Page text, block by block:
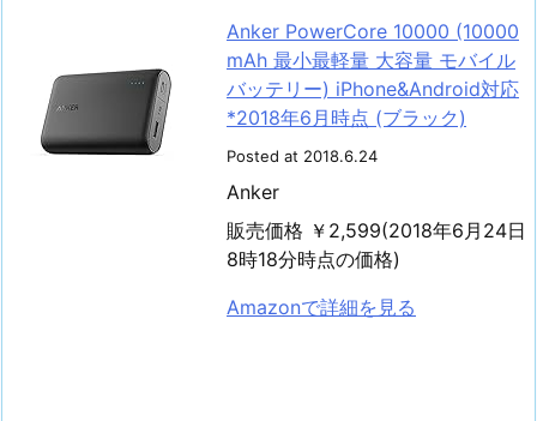
Anker PowerCore 10000 (10000
mAh 最小最軽量 大容量 モバイル
バッテリー) iPhone&Android対応
*2018年6月時点 (ブラック)
Posted at 2018.6.24
Anker
販売価格 ￥2,599(2018年6月24日
8時18分時点の価格)
Amazonで詳細を見る